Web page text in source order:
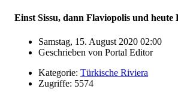
Einst Sissu, dann Flaviopolis und heute
Samstag, 15. August 2020 02:00
Geschrieben von Portal Editor
Kategorie: Türkische Riviera
Zugriffe: 5574